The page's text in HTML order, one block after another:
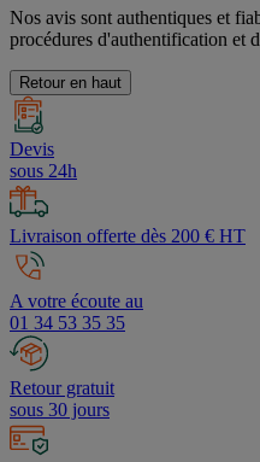
Nos avis sont authentiques et
procédures d'authentification et
Retour en haut
Devis
sous 24h
Livraison offerte dès 200 € HT
A votre écoute au
01 34 53 35 35
Retour gratuit
sous 30 jours